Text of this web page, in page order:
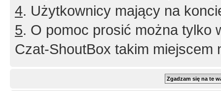
4. Użytkownicy mający na
5. O pomoc prosić można tylko
Czat-ShoutBox takim miejscem